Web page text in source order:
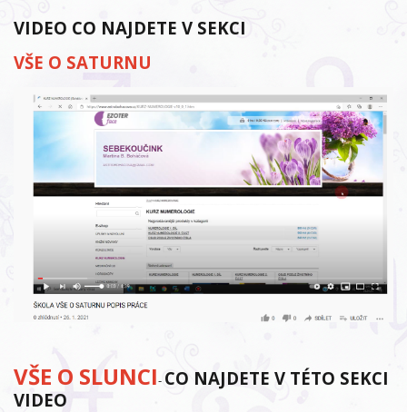
VIDEO CO NAJDETE V SEKCI
VŠE O SATURNU
VŠE O SLUNCI- CO NAJDETE V TÉTO SEKCI
VIDEO